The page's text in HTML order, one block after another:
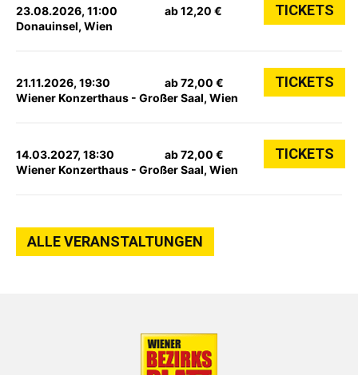
23.08.2026, 11:00
Donauinsel, Wien
ab 12,20 € TICKETS
21.11.2026, 19:30
Wiener Konzerthaus - Großer Saal, Wien
ab 72,00 € TICKETS
14.03.2027, 18:30
Wiener Konzerthaus - Großer Saal, Wien
ab 72,00 € TICKETS
ALLE VERANSTALTUNGEN